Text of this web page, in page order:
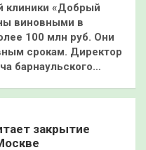
клиники «Добрый
виновными в
100 млн руб. Они
срокам. Директор
барнаульского…
закрытие